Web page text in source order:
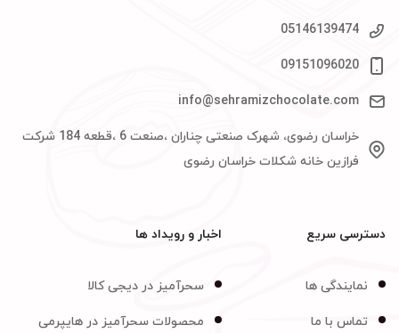
05146139474
09151096020
info@sehramizchocolate.com
خراسان رضوی، شهرک صنعتی چناران ،صنعت 6 ،قطعه 184 شرکت
فرازین خانه شکلات خراسان رضوی
دسترسی سریع
نمایندگی ها
تماس با ما
اخبار و رویداد ها
سحرآمیز در دیجی کالا
محصولات سحرآمیز در هایپرمی